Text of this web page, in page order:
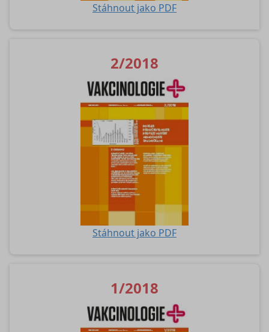
Stáhnout jako PDF
2/2018
Stáhnout jako PDF
1/2018